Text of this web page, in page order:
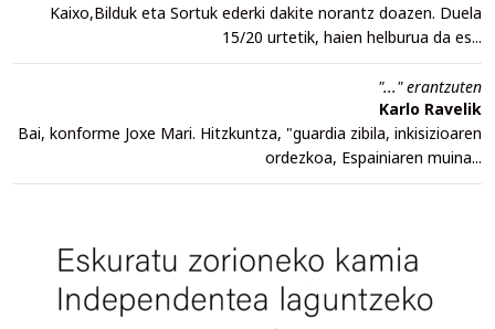
Kaixo,Bilduk eta Sortuk ederki dakite norantz doazen. Duela
15/20 urtetik, haien helburua da es...
"..." erantzuten
Karlo Ravelik
Bai, konforme Joxe Mari. Hitzkuntza, "guardia zibila, inkisizioaren
ordezkoa, Espainiaren muina...